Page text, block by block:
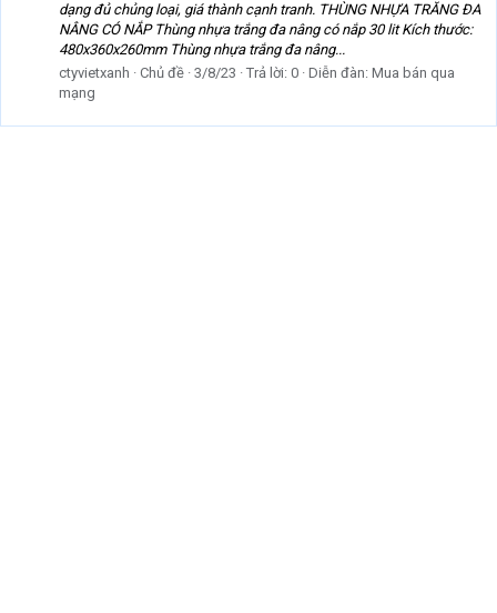
dạng đủ chủng loại, giá thành cạnh tranh. THÙNG NHỰA TRĂNG ĐA
NÂNG CÓ NẮP Thùng nhựa trắng đa nâng có nắp 30 lit Kích thước:
480x360x260mm Thùng nhựa trắng đa nâng...
ctyvietxanh
Chủ đề 3/8/23 Trả lời: 0 Diễn đàn: Mua bán qua
mạng